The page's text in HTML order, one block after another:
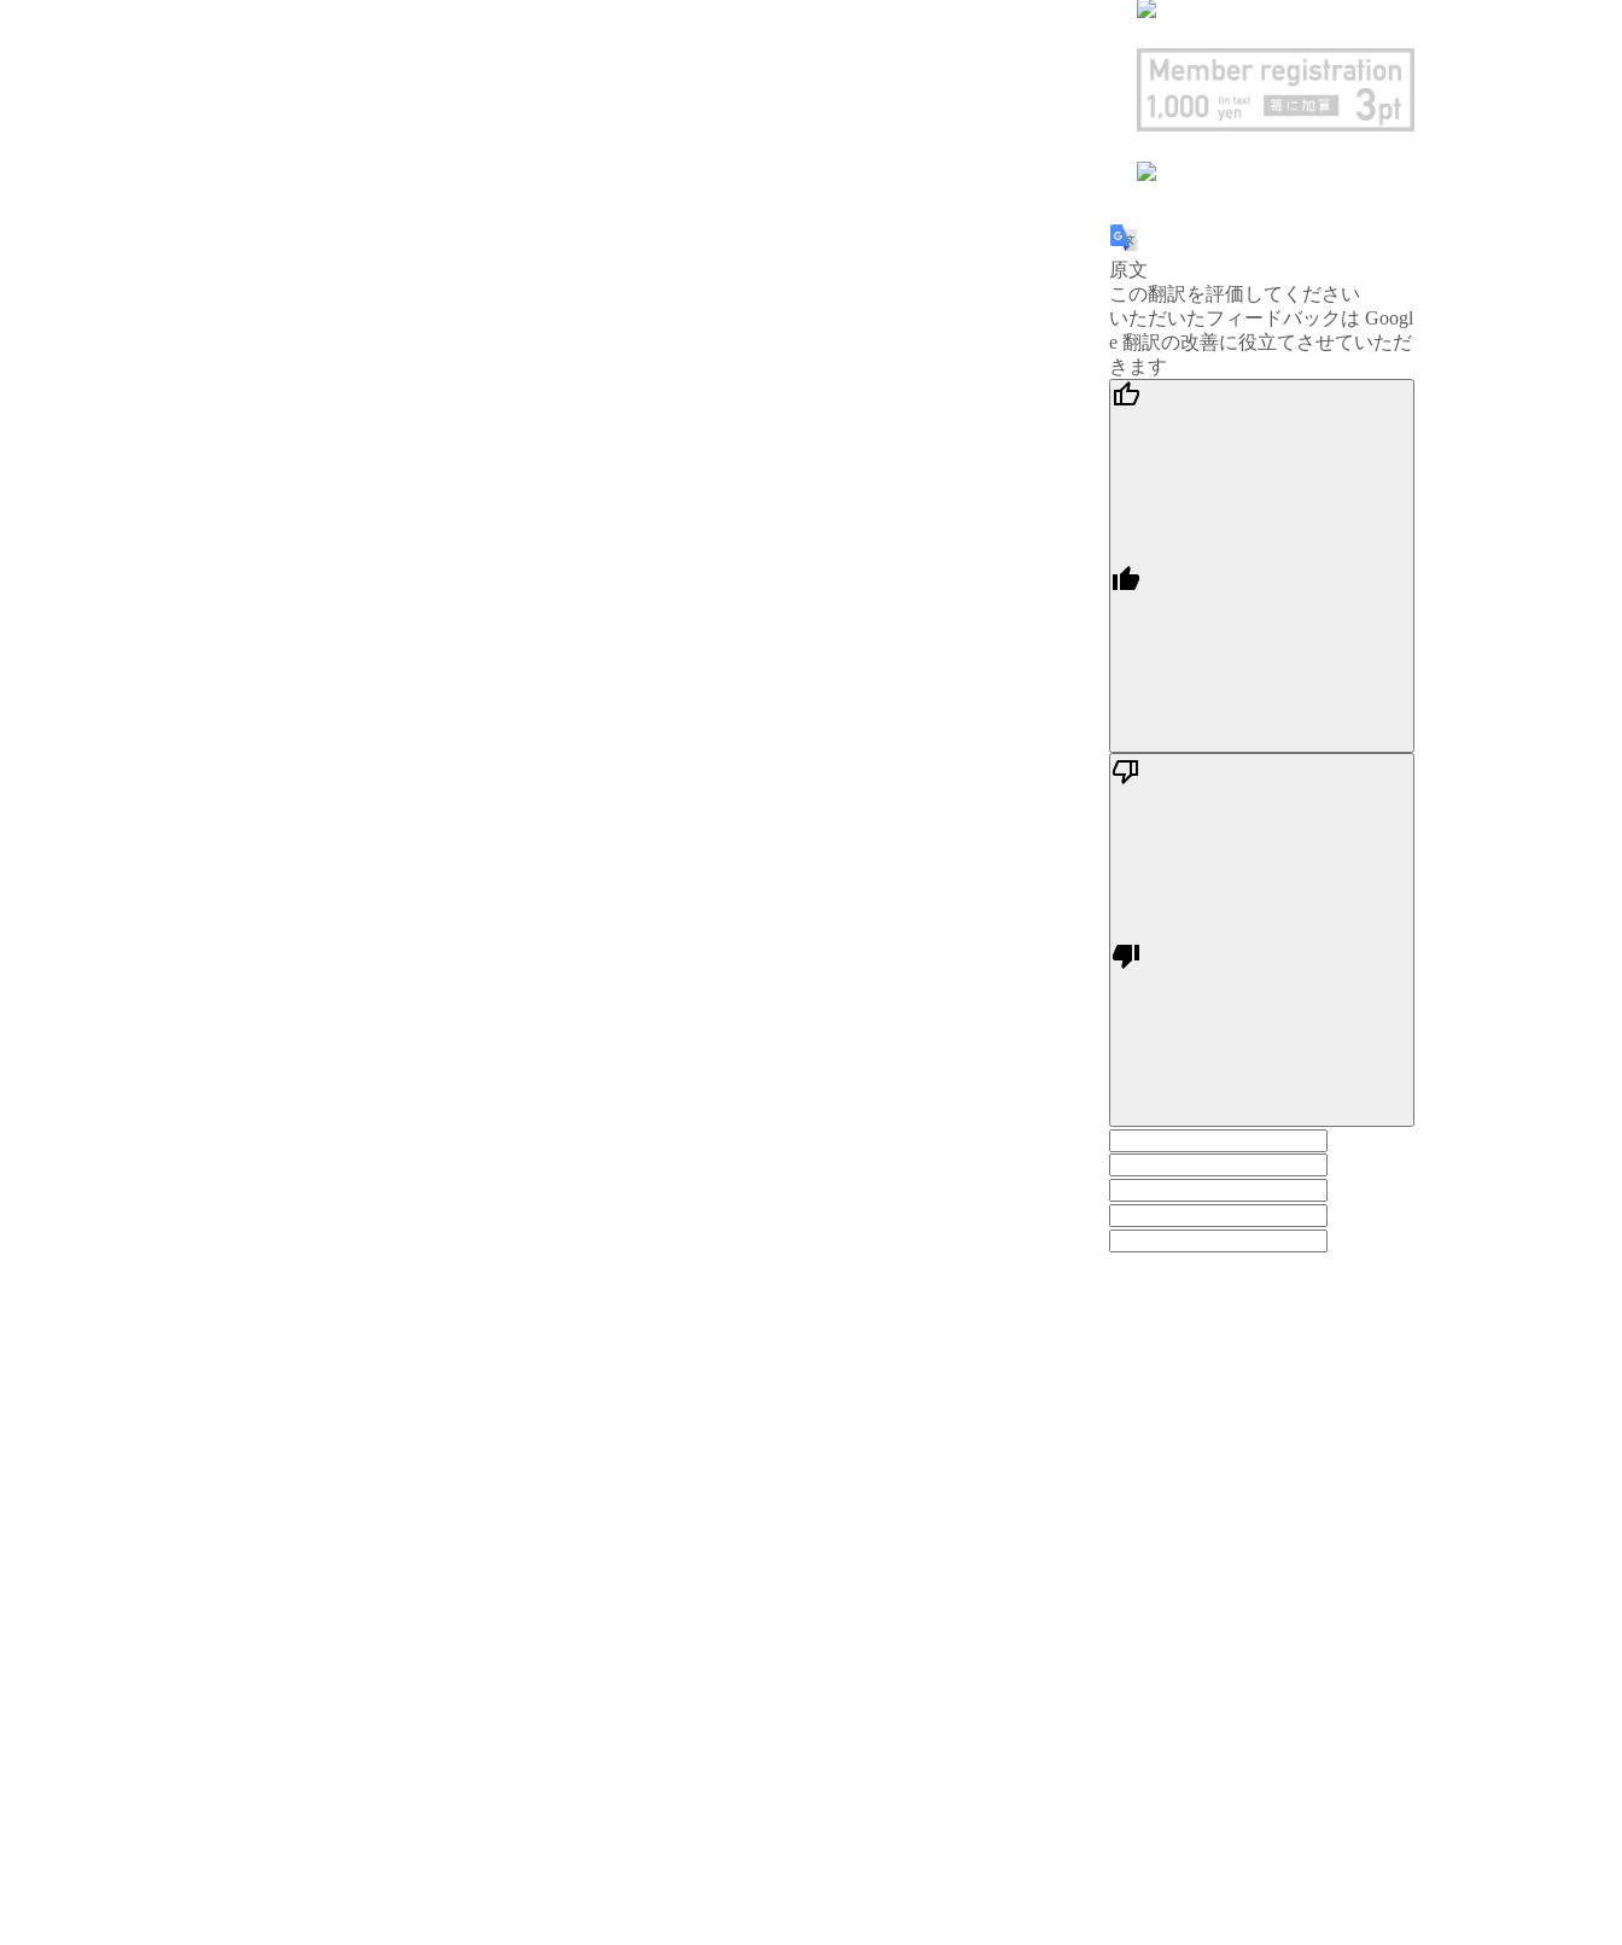
原文
この翻訳を評価してください
いただいたフィードバックは Googl
e 翻訳の改善に役立てさせていただ
きます